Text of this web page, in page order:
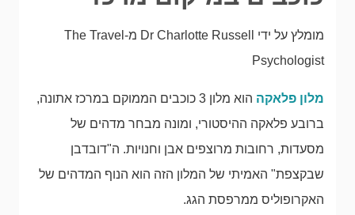
מומלץ על ידי Dr Charlotte Russell מ-The Travel
Psychologist
מלון פלאקה
הוא מלון 3 כוכבים הממוקם במרכז אתונה,
ברובע פלאקה ההיסטורי, ומונה מבחר מדהים של
מסעדות, רחובות מרוצפים אבן וחנויות. ה"דובדבן
שבקצפת" האמיתי של המלון הזה הוא הנוף המדהים של
האקרופוליס ממרפסת הגג.